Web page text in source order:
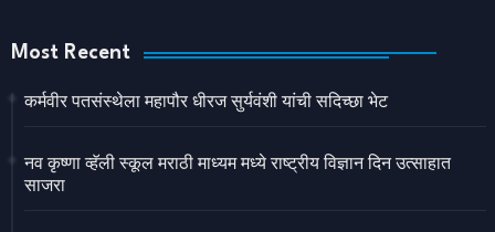
Most Recent
कर्मवीर पतसंस्थेला महापौर धीरज सुर्यवंशी यांची सदिच्छा भेट
नव कृष्णा व्हॅली स्कूल मराठी माध्यम मध्ये राष्ट्रीय विज्ञान दिन उत्साहात
साजरा